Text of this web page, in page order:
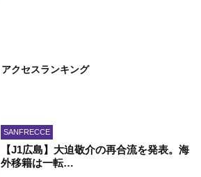
アクセスランキング
SANFRECCE
【J1広島】大迫敬介の再合流を発表。海
外移籍は一転…